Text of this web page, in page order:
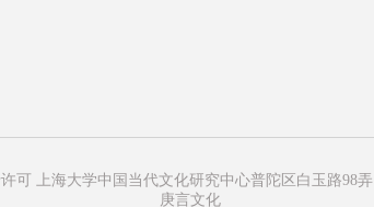
海大学中国当代文化研究中心普陀区白玉路98弄
庚言文化